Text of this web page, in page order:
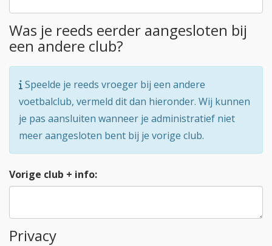
Was je reeds eerder aangesloten bij
een andere club?
Speelde je reeds vroeger bij een andere
voetbalclub, vermeld dit dan hieronder. Wij kunnen
je pas aansluiten wanneer je administratief niet
meer aangesloten bent bij je vorige club.
Vorige club + info:
Privacy